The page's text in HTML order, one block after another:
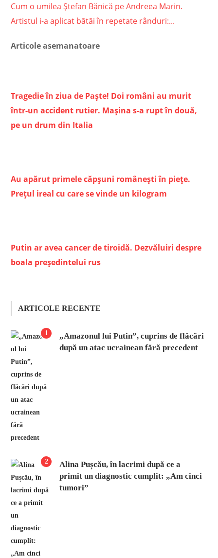
Cum o umilea Ștefan Bănică pe Andreea Marin.
Artistul i-a aplicat bătăi în repetate rânduri:...
Articole asemanatoare
Tragedie în ziua de Paște! Doi români au murit
într-un accident rutier. Mașina s-a rupt în două,
pe un drum din Italia
Au apărut primele căpșuni românești în piețe.
Prețul ireal cu care se vinde un kilogram
Putin ar avea cancer de tiroidă. Dezvăluiri despre
boala președintelui rus
ARTICOLE RECENTE
1
„Amazonul lui Putin”, cuprins de flăcări
după un atac ucrainean fără precedent
2
Alina Pușcău, în lacrimi după ce a
primit un diagnostic cumplit: „Am cinci
tumori”